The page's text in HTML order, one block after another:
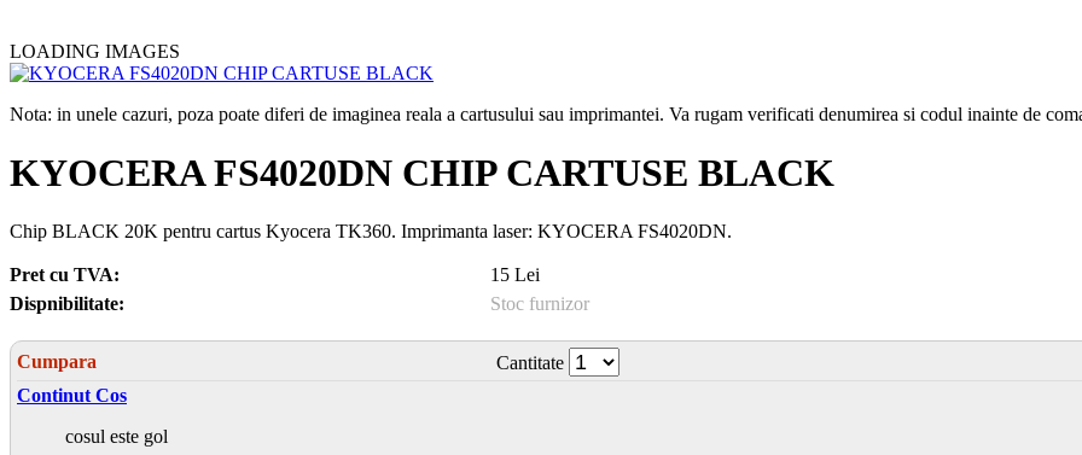
LOADING IMAGES
Nota: in unele cazuri, poza poate diferi de imaginea reala a cartusului sau imprimantei. Va rugam verificati denumirea si codul inainte de
KYOCERA FS4020DN CHIP CARTUSE BLACK
Chip BLACK 20K pentru cartus Kyocera TK360. Imprimanta laser: KYOCERA FS4020DN.
Pret cu TVA:
15 Lei
Dispnibilitate:
Stoc furnizor
Cumpara
Cantitate
Continut Cos
cosul este gol